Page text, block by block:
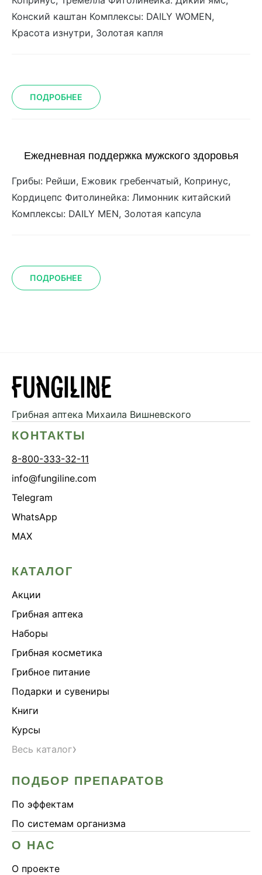
Конский каштан Комплексы: DAILY WOMEN,
Красота изнутри, Золотая капля
ПОДРОБНЕЕ
Ежедневная поддержка мужского здоровья
Грибы: Рейши, Ежовик гребенчатый, Копринус,
Кордицепс Фитолинейка: Лимонник китайский
Комплексы: DAILY MEN, Золотая капсула
ПОДРОБНЕЕ
Грибная аптека Михаила Вишневского
КОНТАКТЫ
8-800-333-32-11
info@fungiline.com
Telegram
WhatsApp
MAX
КАТАЛОГ
Акции
Грибная аптека
Наборы
Грибная косметика
Грибное питание
Подарки и сувениры
Книги
Курсы
Весь каталог›
ПОДБОР ПРЕПАРАТОВ
По эффектам
По системам организма
О НАС
О проекте